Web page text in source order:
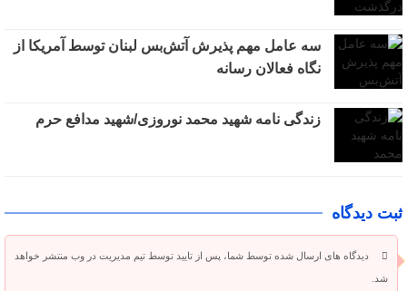
سه عامل مهم پذیرش آتش‌بس لبنان توسط آمریکا از
نگاه فعالان رسانه
زندگی نامه شهید محمد نوروزی/شهید مدافع حرم
ثبت دیدگاه
دیدگاه های ارسال شده توسط شما، پس از تایید توسط تیم مدیریت در وب منتشر خواهد
شد.